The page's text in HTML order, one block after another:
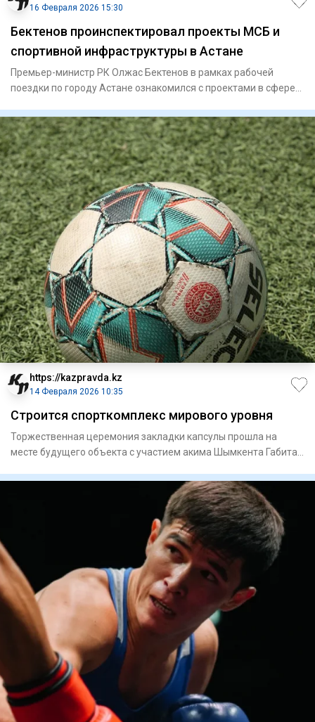
16 Февраля 2026 15:30
Бектенов проинспектировал проекты МСБ и
спортивной инфраструктуры в Астане
Премьер-министр РК Олжас Бектенов в рамках рабочей
поездки по городу Астане ознакомился с проектами в сфере
https://kazpravda.kz
14 Февраля 2026 10:35
Строится спорткомплекс мирового уровня
Торжественная церемония закладки капсулы прошла на
месте будущего объекта с участием акима Шымкента Габита